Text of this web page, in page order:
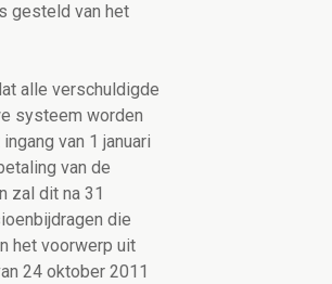
gesteld van het
alle verschuldigde
systeem worden
van 1 januari
van de
zal dit na 31
die
het voorwerp uit
24 oktober 2011